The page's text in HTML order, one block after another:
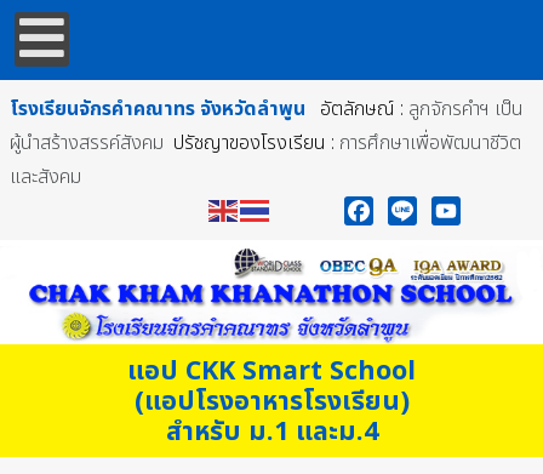
โรงเรียนจักรคำคณาทร จังหวัดลำพูน อัตลักษณ์ : ลูกจักรคำฯ เป็น
ผู้นำสร้างสรรค์สังคม ปรัชญาของโรงเรียน : การศึกษาเพื่อพัฒนาชีวิต
และสังคม
แอป CKK Smart School
(แอปโรงอาหารโรงเรียน)
สำหรับ ม.1 และม.4